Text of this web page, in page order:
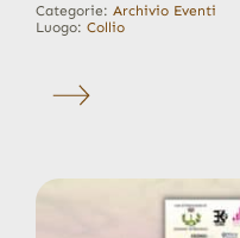
Categorie: Archivio Eventi
Luogo: Collio